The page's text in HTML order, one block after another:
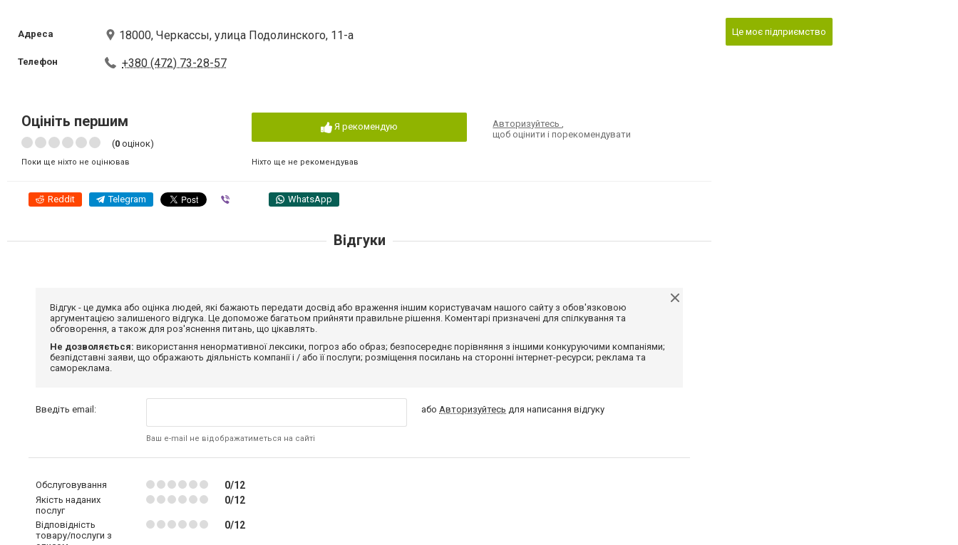
Адреса 18000, Черкассы, улица Подолинского, 11-а
Телефон +380 (472) 73-28-57
Оцініть першим
(0 оцінок)
Поки ще ніхто не оцінював
Я рекомендую
Ніхто ще не рекомендував
Авторизуйтесь,
щоб оцінити і порекомендувати
Reddit Telegram WhatsApp
Це моє підприємство
Відгуки
Відгук - це думка або оцінка людей, які бажають передати досвід або враження іншим користувачам нашого сайту з обов'язковою
аргументацією залишеного відгука. Це допоможе багатьом прийняти правильне рішення. Коментарі призначені для спілкування та
обговорення, а також для роз'яснення питань, що цікавлять.
Не дозволяється: використання ненормативної лексики, погроз або образ; безпосереднє порівняння з іншими конкуруючими компаніями;
безпідставні заяви, що ображають діяльність компанії і / або її послуги; розміщення посилань на сторонні інтернет-ресурси; реклама та
самореклама.
Введіть email:
Ваш e-mail не відображатиметься на сайті
абоАвторизуйтесь для написання відгуку
Обслуговування 0/12
Якість наданих
послуг
0/12
Відповідність
товару/послуги з
0/12